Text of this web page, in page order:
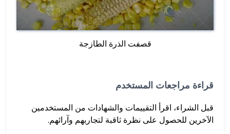
قصفت الذرة الطازجة
قراءة مراجعات المستخدم
قبل الشراء، اقرأ التقييمات والشهادات من المستخدمين
الآخرين للحصول على نظرة ثاقبة لتجاربهم وآرائهم.